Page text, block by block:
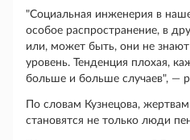
"Социальная инженерия в
особое распространение, в
или, может быть, они не
уровень. Тенденция плохая,
больше и больше случаев", —
По словам Кузнецова,
становятся не только люди